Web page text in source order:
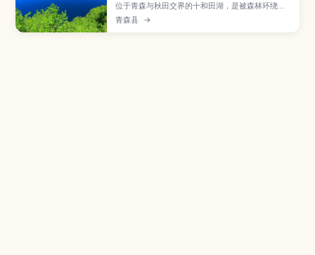
位于青森与秋田交界的十和田湖，是被森林环绕的
深蓝色火山口湖，湖水流向著名的奥入濑溪流。本
文介绍湖上游船与湖畔散步路线、春夏新绿与秋季
青森县 →